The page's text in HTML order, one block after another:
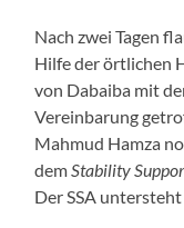
Nach zwei Tagen
Hilfe der örtlichen
von Dabaiba mit
Vereinbarung
Mahmud Hamza
demStability
Der SSA